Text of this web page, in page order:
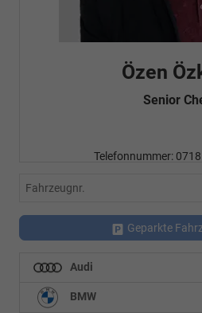
Özen
Senior
Telefonnummer:
Fahrzeugnr.
Geparkte
Audi
BMW